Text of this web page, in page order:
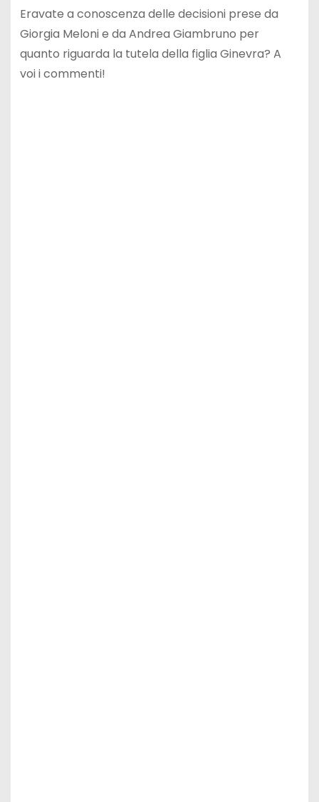
Eravate a conoscenza delle decisioni prese da
Giorgia Meloni e da Andrea Giambruno per
quanto riguarda la tutela della figlia Ginevra? A
voi i commenti!